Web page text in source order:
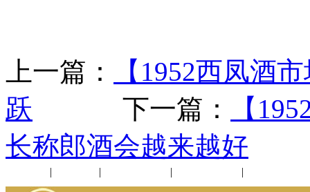
上一篇：
【1952西凤酒
跃 下一篇：
【
长称郎酒会越来越好
| | | |